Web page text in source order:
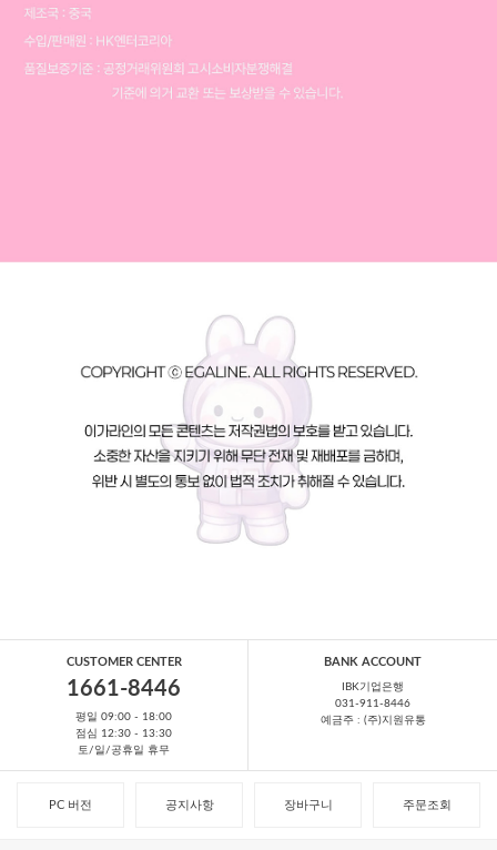
CUSTOMER CENTER
1661-8446
평일 09:00 - 18:00
점심 12:30 - 13:30
토/일/공휴일 휴무
BANK ACCOUNT
IBK기업은행
031-911-8446
예금주 : (주)지원유통
PC 버전 공지사항 장바구니 주문조회